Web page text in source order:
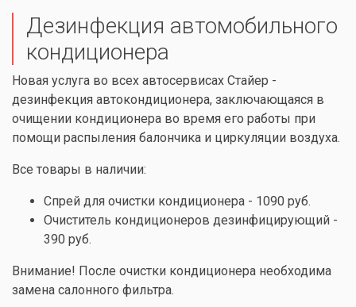
Дезинфекция автомобильного
кондиционера
Новая услуга во всех автосервисах Стайер -
дезинфекция автокондиционера, заключающаяся в
очищении кондиционера во время его работы при
помощи распыления балончика и циркуляции воздуха.
Все товары в наличии:
Спрей для очистки кондиционера - 1090 руб.
Очиститель кондиционеров дезинфицирующий -
390 руб.
Внимание! После очистки кондиционера необходима
замена салонного фильтра.